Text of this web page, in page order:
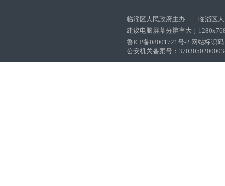
临淄区人民政府主办 临淄区人
建议电脑屏幕分辨率大于
鲁ICP备08001721号-2 网站标识
公安机关备案号：